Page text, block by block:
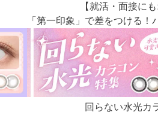
【就活・面接に
「第一印象」で差をつける
回らない水光カ